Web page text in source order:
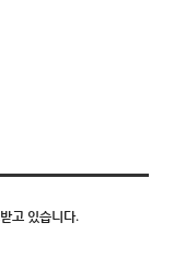
고 있습니다.